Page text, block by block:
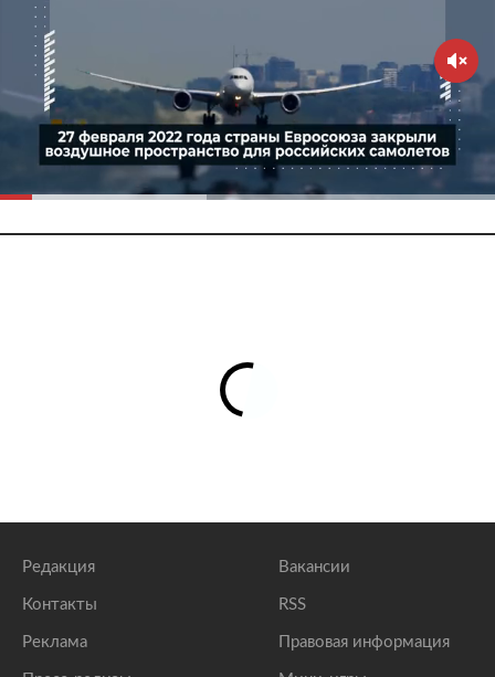
Редакция
Контакты
Реклама
Вакансии
RSS
Правовая информация